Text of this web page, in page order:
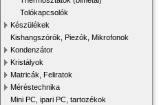
Tolókapcsolók
Készülékek
Kishangszórók, Piezók, Mikrofonok
Kondenzátor
Kristályok
Matricák, Feliratok
Méréstechnika
Mini PC, ipari PC, tartozékok